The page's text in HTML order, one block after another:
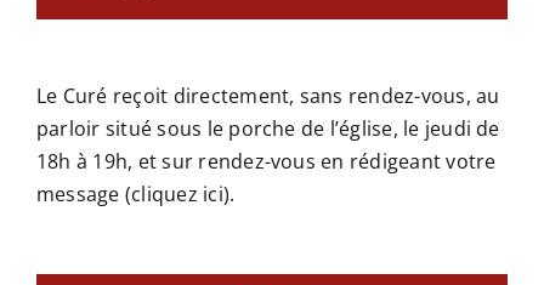
Le Curé reçoit directement, sans rendez-vous, au
parloir situé sous le porche de l’église, le jeudi de
18h à 19h, et sur rendez-vous en rédigeant votre
message (cliquez ici).